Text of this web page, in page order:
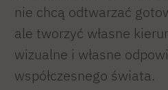
nie chcą odtwarzać
ale tworzyć własne
wizualne i własne
współczesnego świata.